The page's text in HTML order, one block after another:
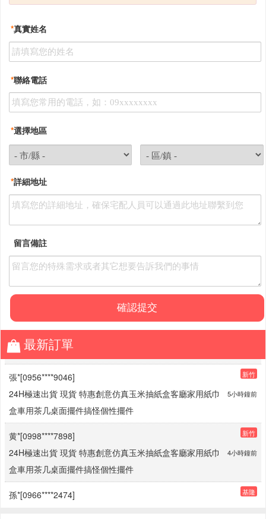
真實姓名
*
聯絡電話
*
選擇地區
*
詳細地址
*
留言備註
最新訂單
張*[0956****9046]
5小時鐘前
24H極速出貨 現貨 特惠創意仿真玉米抽紙盒客廳家用紙巾
盒車用茶几桌面擺件搞怪個性擺件
黄*[0998****7898]
4小時鐘前
24H極速出貨 現貨 特惠創意仿真玉米抽紙盒客廳家用紙巾
盒車用茶几桌面擺件搞怪個性擺件
孫*[0966****2474]
4小時鐘前
24H極速出貨 現貨 特惠創意仿真玉米抽紙盒客廳家用紙巾
盒車用茶几桌面擺件搞怪個性擺件